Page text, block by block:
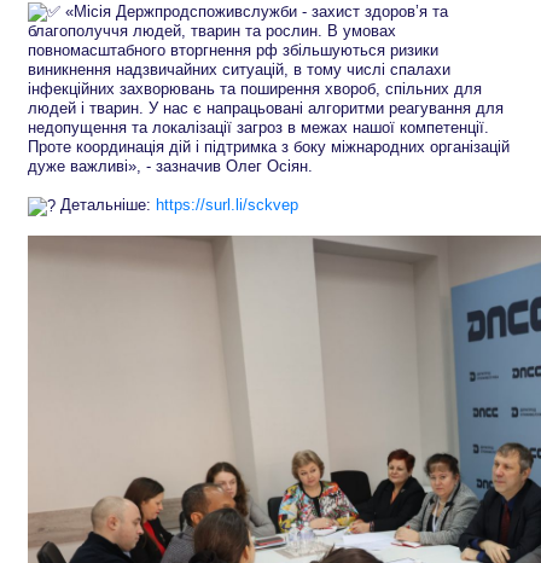
«Місія Держпродспоживслужби - захист здоров’я та
благополуччя людей, тварин та рослин. В умовах
повномасштабного вторгнення рф збільшуються ризики
виникнення надзвичайних ситуацій, в тому числі спалахи
інфекційних захворювань та поширення хвороб, спільних для
людей і тварин. У нас є напрацьовані алгоритми реагування для
недопущення та локалізації загроз в межах нашої компетенції.
Проте координація дій і підтримка з боку міжнародних організацій
дуже важливі», - зазначив Олег Осіян.
Детальніше: https://surl.li/sckvep